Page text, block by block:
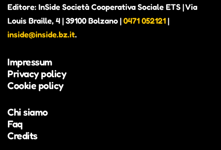
Editore: InSide Società Cooperativa Sociale ETS | Via
Louis Braille, 4 | 39100 Bolzano | 0471 052121 |
inside@inside.bz.it.
Impressum
Privacy policy
Cookie policy
Chi siamo
Faq
Credits